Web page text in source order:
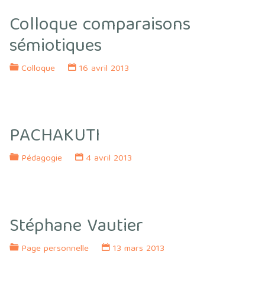
Colloque comparaisons
sémiotiques
Colloque 16 avril 2013
PACHAKUTI
Pédagogie 4 avril 2013
Stéphane Vautier
Page personnelle 13 mars 2013